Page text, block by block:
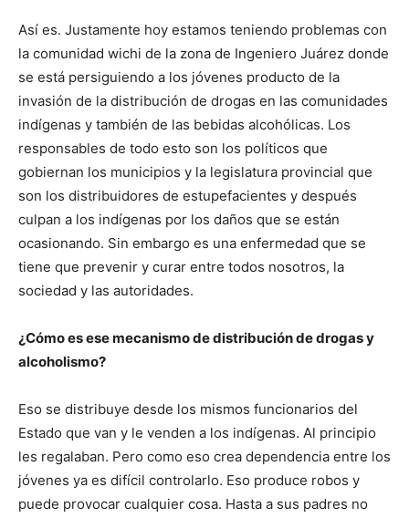
Así es. Justamente hoy estamos teniendo problemas con
la comunidad wichi de la zona de Ingeniero Juárez donde
se está persiguiendo a los jóvenes producto de la
invasión de la distribución de drogas en las comunidades
indígenas y también de las bebidas alcohólicas. Los
responsables de todo esto son los políticos que
gobiernan los municipios y la legislatura provincial que
son los distribuidores de estupefacientes y después
culpan a los indígenas por los daños que se están
ocasionando. Sin embargo es una enfermedad que se
tiene que prevenir y curar entre todos nosotros, la
sociedad y las autoridades.
¿Cómo es ese mecanismo de distribución de drogas y
alcoholismo?
Eso se distribuye desde los mismos funcionarios del
Estado que van y le venden a los indígenas. Al principio
les regalaban. Pero como eso crea dependencia entre los
jóvenes ya es difícil controlarlo. Eso produce robos y
puede provocar cualquier cosa. Hasta a sus padres no